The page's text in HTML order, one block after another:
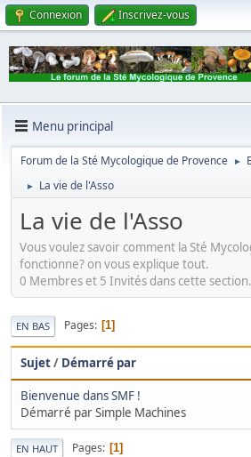
Connexion Inscrivez-vous
Menu principal
Forum de la Sté Mycologique de Provence ►
► La vie de l'Asso
La vie de l'Asso
Vous voulez savoir comment la Sté
fonctionne? on vous explique tout.
0 Membres et 5 Invités dans cette section.
EN BAS Pages 1
Sujet/ Démarré par
Bienvenue dans SMF !
Démarré par Simple Machines
EN HAUT Pages 1